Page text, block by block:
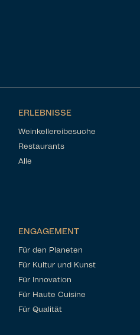
ERLEBNISSE
Weinkellereibesuche
Restaurants
Alle
ENGAGEMENT
Für den Planeten
Für Kultur und Kunst
Für Innovation
Für Haute Cuisine
Für Qualität